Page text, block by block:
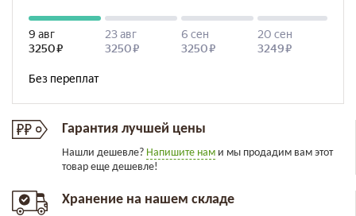
Гарантия лучшей цены
Нашли дешевле? Напишите нам и мы продадим вам этот
товар еще дешевле!
Хранение на нашем складе